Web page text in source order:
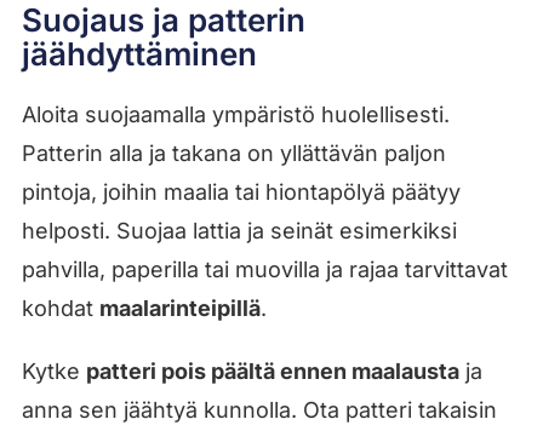
Suojaus ja patterin
jäähdyttäminen
Aloita suojaamalla ympäristö huolellisesti.
Patterin alla ja takana on yllättävän paljon
pintoja, joihin maalia tai hiontapölyä päätyy
helposti. Suojaa lattia ja seinät esimerkiksi
pahvilla, paperilla tai muovilla ja rajaa tarvittavat
kohdat maalarinteipillä.
Kytke patteri pois päältä ennen maalaustaja
anna sen jäähtyä kunnolla. Ota patteri takaisin